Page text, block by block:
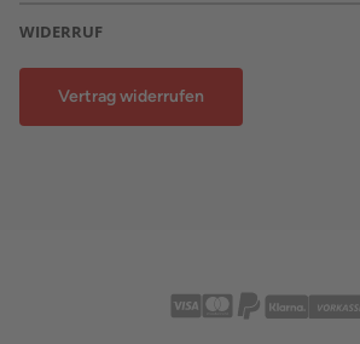
WIDERRUF
Vertrag widerrufen